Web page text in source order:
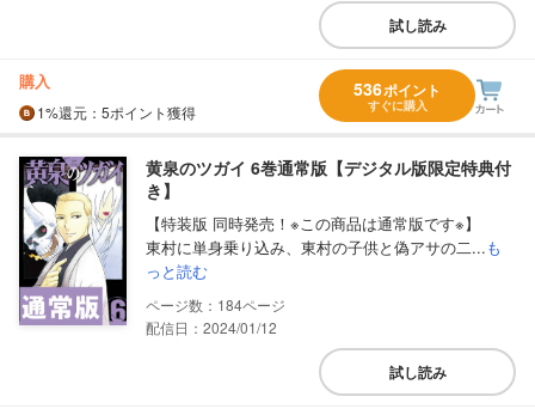
試し読み
購入
1%還元 ：5ポイント獲得
536ポイント
すぐに購入
黄泉のツガイ 6巻通常版【デジタル版限定特典付
き】
【特装版 同時発売！※この商品は通常版です※】
東村に単身乗り込み、東村の子供と偽アサの二...も
っと読む
184
配信日：2024/01/12
試し読み